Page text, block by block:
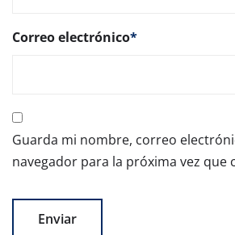
Correo electrónico*
Guarda mi nombre, correo
navegador para la próxima vez que